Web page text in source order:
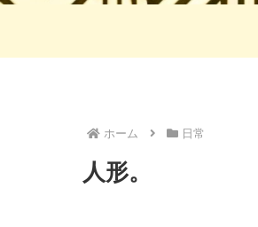
ホーム 日常
人形。